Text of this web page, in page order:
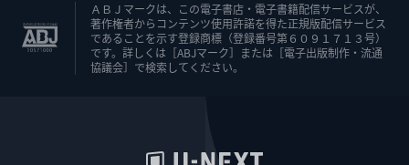
ＡＢＪマークは、この電子書店・電子書籍配信サービスが、
著作権者からコンテンツ使用許諾を得た正規版配信サービス
であることを示す登録商標（登録番号第６０９１７１３号）
です。詳しくは［ABJマーク］または［電子出版制作・流通
協議会］で検索してください。